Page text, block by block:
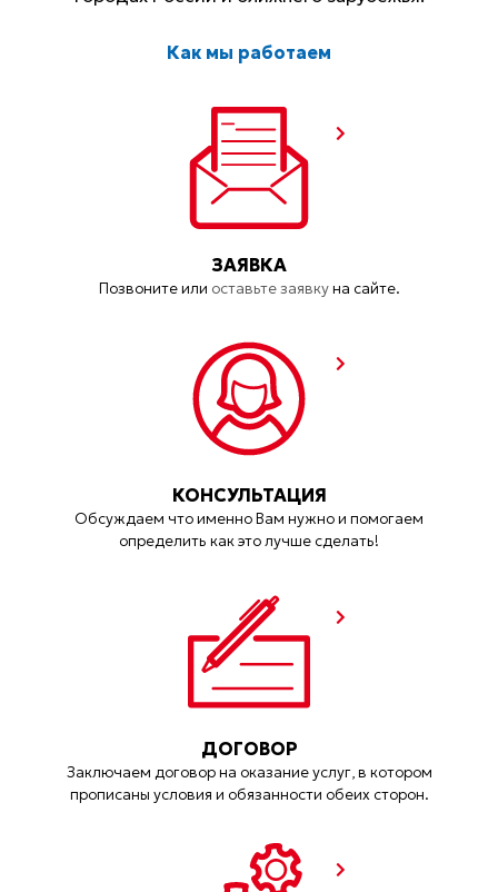
Как мы работаем
ЗАЯВКА
Позвоните или оставьте заявкуна сайте.
КОНСУЛЬТАЦИЯ
Обсуждаем что именно Вам нужно и помогаем
определить как это лучше сделать!
ДОГОВОР
Заключаем договор на оказание услуг, в котором
прописаны условия и обязанности обеих сторон.